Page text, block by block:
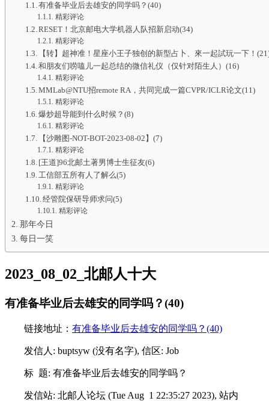
有准备毕业后去雄安的同学吗？(40)
精彩评论
RESET！北京邮电大学机器人队招新启动(34)
精彩评论
【转】超神准！星座小王子独创的新型占卜、來一起試玩一下！
和朋友们唠嗑儿一起总结的微信礼仪（仅针对陌生人）(16)
精彩评论
MMLab@NTU招remote RA，共同完成一篇CVPR/ICLR论文(11)
精彩评论
爆炒超导能到什么时候？(8)
精彩评论
【沙雕图-NOT-BOT-2023-08-02】(7)
精彩评论
[王道]96北邮土著男博士生征友(6)
工信部五所有人了解么(5)
精彩评论
经管院保研导师求问(5)
精彩评论
那年今日
每日一笑
2023_08_02_北邮人十大
有准备毕业后去雄安的同学吗？(40)
链接地址： 有准备毕业后去雄安的同学吗？(40)
发信人: buptsyw (没有名字), 信区: Job
标 题: 有准备毕业后去雄安的同学吗？
发信站: 北邮人论坛 (Tue Aug 1 22:35:27 2023), 站内